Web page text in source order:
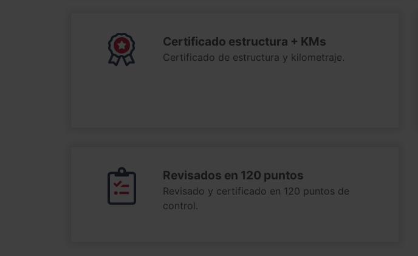
Certificado estructura + KMs
Certificado de estructura y kilometraje.
Revisados en 120 puntos
Revisado y certificado en 120 puntos de
control.